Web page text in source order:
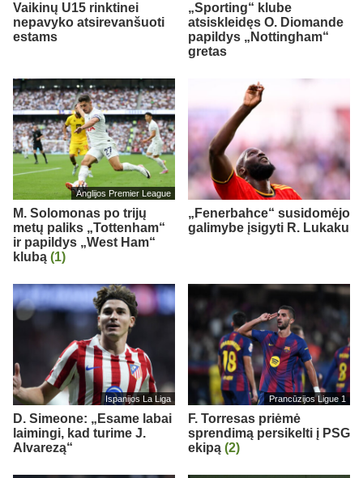
Vaikinų U15 rinktinei
nepavyko atsirevanšuoti
estams
„Sporting“ klube
atsiskleidęs O. Diomande
papildys „Nottingham“
gretas
Anglijos Premier League
M. Solomonas po trijų
metų paliks „Tottenham“
ir papildys „West Ham“
klubą (1)
„Fenerbahce“ susidomėjo
galimybe įsigyti R. Lukaku
Ispanijos La Liga
D. Simeone: „Esame labai
laimingi, kad turime J.
Alvarezą“
Prancūzijos Ligue 1
F. Torresas priėmė
sprendimą persikelti į PSG
ekipą (2)